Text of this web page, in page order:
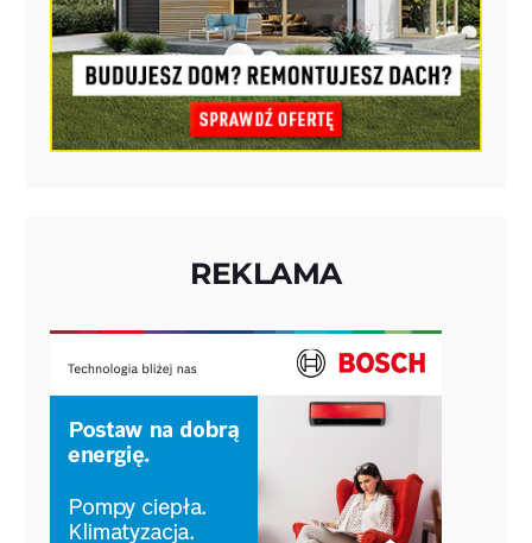
REKLAMA